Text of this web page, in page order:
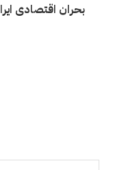
بحران اقتصادی